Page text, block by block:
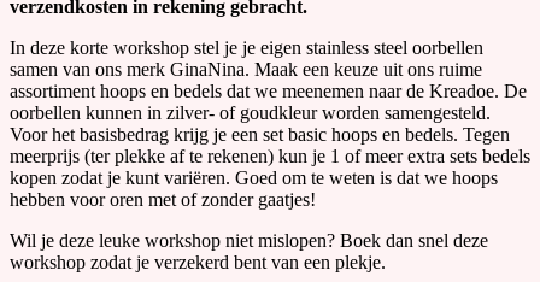
verzendkosten in rekening gebracht.
In deze korte workshop stel je je eigen stainless steel oorbellen
samen van ons merk GinaNina. Maak een keuze uit ons ruime
assortiment hoops en bedels dat we meenemen naar de Kreadoe. De
oorbellen kunnen in zilver- of goudkleur worden samengesteld.
Voor het basisbedrag krijg je een set basic hoops en bedels. Tegen
meerprijs (ter plekke af te rekenen) kun je 1 of meer extra sets bedels
kopen zodat je kunt variëren. Goed om te weten is dat we hoops
hebben voor oren met of zonder gaatjes!
Wil je deze leuke workshop niet mislopen? Boek dan snel deze
workshop zodat je verzekerd bent van een plekje.